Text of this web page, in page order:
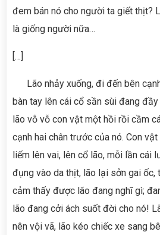
đem bán nó cho người ta giết thịt?
là giống người nữa…
[…]
Lão nhảy xuống, đi đến bên
bàn tay lên cái cổ sần sùi đang
lão vỗ vỗ con vật một hồi rồi cầm
cạnh hai chân trước của nó. Con
liếm lên vai, lên cổ lão, mỗi lần cái
đụng vào da thịt, lão lại sởn gai ốc,
cảm thấy được lão đang nghĩ gì;
lão đang cởi ách suốt đời cho nó!
nên vội vã, lão kéo chiếc xe sang